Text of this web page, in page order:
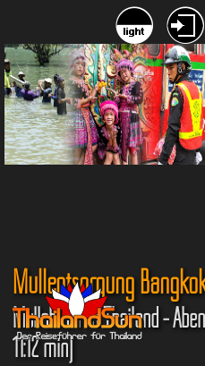
Müllentsorgung
Müllabfuhr in Thailand -
11:12 min)